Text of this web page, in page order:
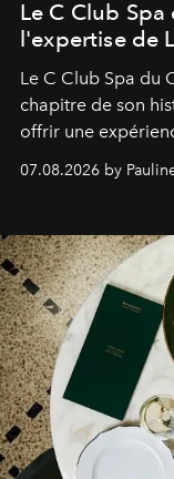
Le C Club
l'expertise de
Le C Club Spa du
chapitre de son
offrir une
07.08.2026 by